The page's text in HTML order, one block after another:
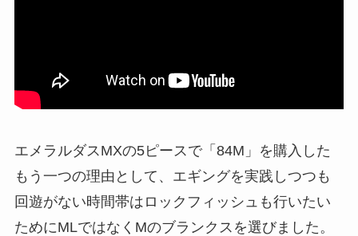
エメラルダスMXの5ピースで「84M」を購入した
もう一つの理由として、エギングを実践しつつも
回遊がない時間帯はロックフィッシュも行いたい
ためにMLではなくMのブランクスを選びました。